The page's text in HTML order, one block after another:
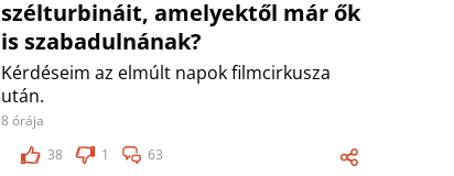
szélturbináit, amelyektől már ők
is szabadulnának?
Kérdéseim az elmúlt napok filmcirkusza
után.
8 órája
38
1 63